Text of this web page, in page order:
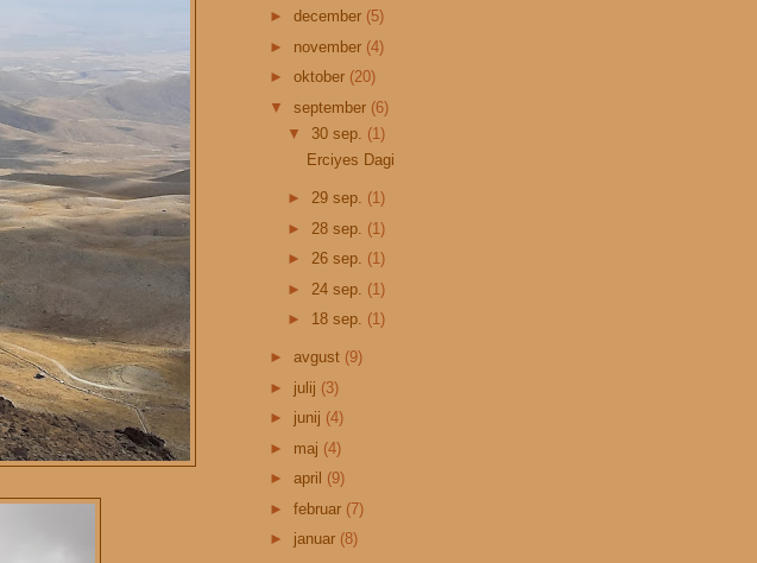
► december (5)
► november (4)
► oktober (20)
▼ september (6)
▼ 30 sep. (1)
Erciyes Dagi
►29 sep. (1)
► 28 sep. (1)
►26 sep. (1)
► 24 sep. (1)
► 18 sep. (1)
► avgust (9)
► julij (3)
► junij (4)
► maj (4)
► april (9)
► februar (7)
► januar (8)